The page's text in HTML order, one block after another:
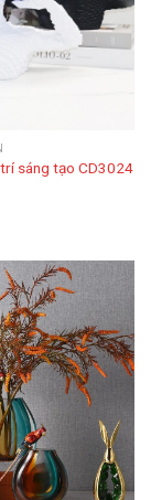
sáng tạo CD3024